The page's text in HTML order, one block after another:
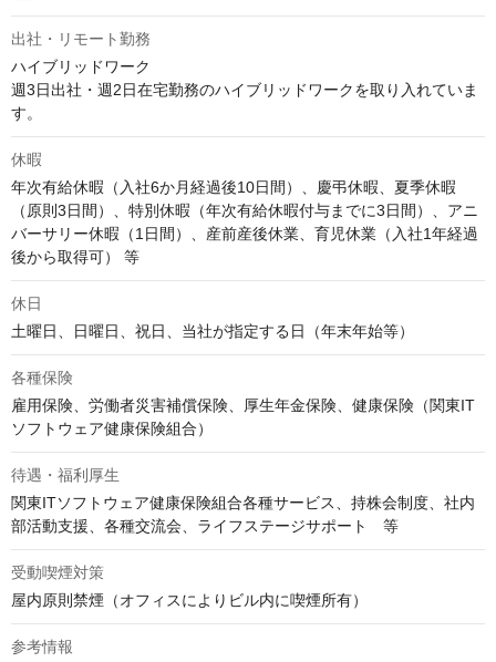
出社・リモート勤務
ハイブリッドワーク
週3日出社・週2日在宅勤務のハイブリッドワークを取り入れていま
す。
休暇
年次有給休暇（入社6か月経過後10日間）、慶弔休暇、夏季休暇
（原則3日間）、特別休暇（年次有給休暇付与までに3日間）、アニ
バーサリー休暇（1日間）、産前産後休業、育児休業（入社1年経過
後から取得可） 等
休日
各種保険
雇用保険、労働者災害補償保険、厚生年金保険、健康保険（関東IT
ソフトウェア健康保険組合）
待遇・福利厚生
関東ITソフトウェア健康保険組合各種サービス、持株会制度、社内
部活動支援、各種交流会、ライフステージサポート　等
受動喫煙対策
屋内原則禁煙（オフィスによりビル内に喫煙所有）
参考情報